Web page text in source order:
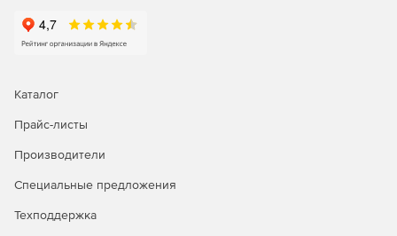
Каталог
Прайс-листы
Производители
Специальные предложения
Техподдержка